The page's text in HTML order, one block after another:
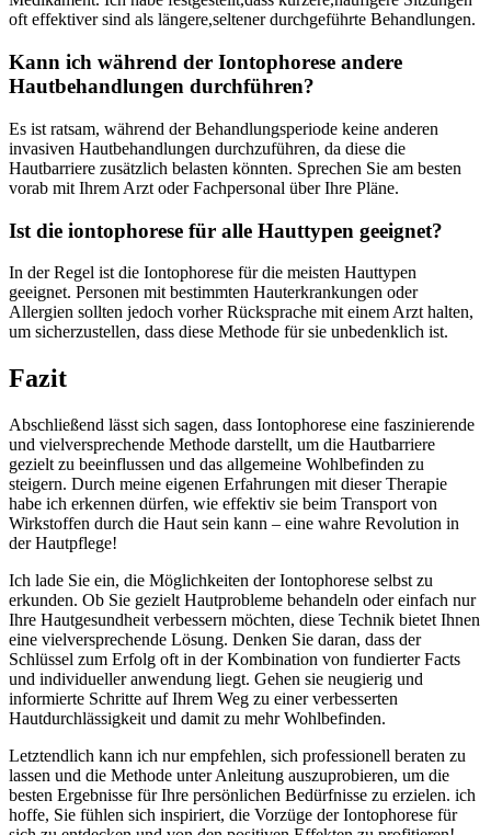
oft effektiver sind als längere,seltener durchgeführte Behandlungen.
Kann ich während der Iontophorese ⁤andere
Hautbehandlungen durchführen?
Es ist ratsam, während der Behandlungsperiode keine⁣ anderen
invasiven Hautbehandlungen durchzuführen, da diese die
Hautbarriere zusätzlich belasten könnten. Sprechen Sie am besten
vorab mit Ihrem Arzt oder Fachpersonal über Ihre Pläne.
Ist die iontophorese für alle Hauttypen geeignet?
In der⁢ Regel ist die Iontophorese für die meisten Hauttypen
geeignet. Personen mit bestimmten ‌Hauterkrankungen oder
Allergien sollten jedoch vorher⁢ Rücksprache mit einem Arzt halten,
um sicherzustellen,‍ dass diese Methode für sie unbedenklich ist.
Fazit
Abschließend lässt⁤ sich sagen, dass Iontophorese eine faszinierende
⁢und vielversprechende Methode darstellt, um die Hautbarriere
gezielt zu beeinflussen und das allgemeine Wohlbefinden zu
steigern. Durch meine eigenen Erfahrungen mit ⁣dieser Therapie
habe ich erkennen dürfen, wie effektiv sie beim Transport von​
Wirkstoffen durch die Haut sein kann – eine wahre Revolution in⁢
der Hautpflege!
Ich lade Sie ein, die Möglichkeiten der Iontophorese selbst zu
erkunden. Ob Sie gezielt Hautprobleme behandeln oder einfach nur
Ihre Hautgesundheit verbessern möchten, diese Technik bietet Ihnen
eine⁣ vielversprechende Lösung. Denken Sie daran, dass der
Schlüssel zum Erfolg oft in der Kombination von fundierter Facts
und individueller‌ anwendung liegt. Gehen sie neugierig und
informierte Schritte auf Ihrem Weg ‍zu einer verbesserten
Hautdurchlässigkeit und⁢ damit zu mehr ‍Wohlbefinden.
Letztendlich ⁣kann ⁤ich nur empfehlen, sich⁢ professionell ​beraten zu
lassen und ‍die Methode unter Anleitung auszuprobieren, um die
besten Ergebnisse für Ihre persönlichen Bedürfnisse zu erzielen. ich
hoffe, Sie fühlen sich inspiriert, die Vorzüge der Iontophorese ⁤für